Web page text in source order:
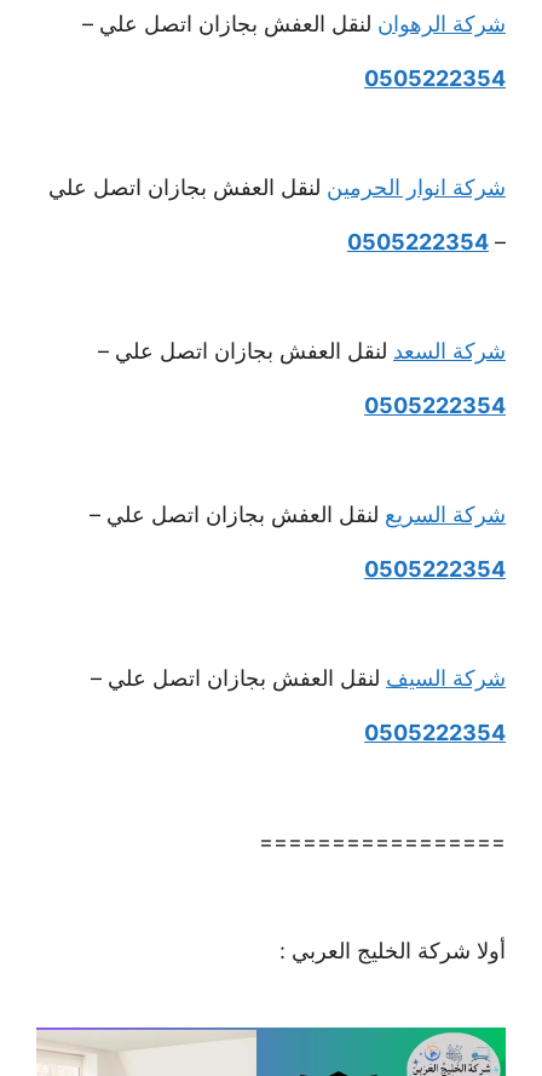
شركة الرهوان لنقل العفش بجازان اتصل علي –
0505222354
شركة انوار الحرمين لنقل العفش بجازان اتصل علي
–
0505222354
شركة السعد لنقل العفش بجازان اتصل علي –
0505222354
شركة السريع لنقل العفش بجازان اتصل علي –
0505222354
شركة السيف لنقل العفش بجازان اتصل علي –
0505222354
=================
أولا شركة الخليج العربي :